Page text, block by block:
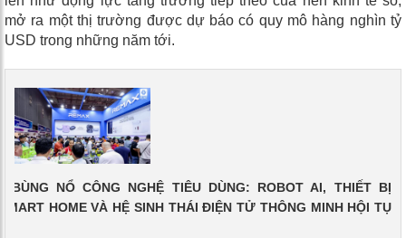
mở ra một thị trường được dự báo có quy mô hàng nghìn tỷ
USD trong những năm tới.
BÙNG NỔ CÔNG NGHỆ TIÊU DÙNG: ROBOT AI, THIẾT BỊ
HOME VÀ HỆ SINH THÁI ĐIỆN TỬ THÔNG MINH HỘI TỤ